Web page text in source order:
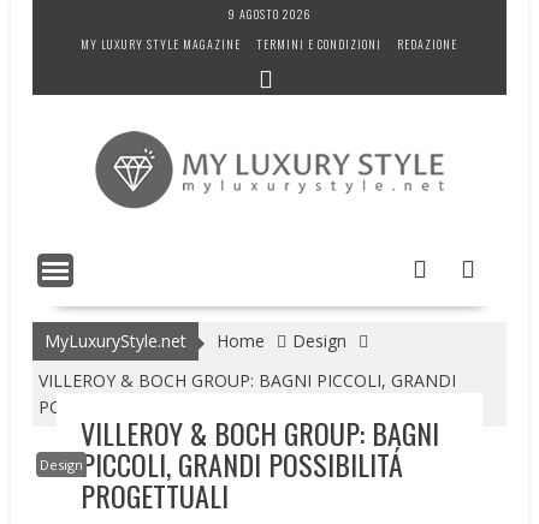
9 AGOSTO 2026
MY LUXURY STYLE MAGAZINE
TERMINI E CONDIZIONI REDAZIONE
MyLuxuryStyle.net Home
Design
VILLEROY & BOCH GROUP: BAGNI PICCOLI, GRANDI
POSSIBILITÁ PROGETTUALI
Design
VILLEROY & BOCH GROUP: BAGNI
PICCOLI, GRANDI POSSIBILITÁ
PROGETTUALI